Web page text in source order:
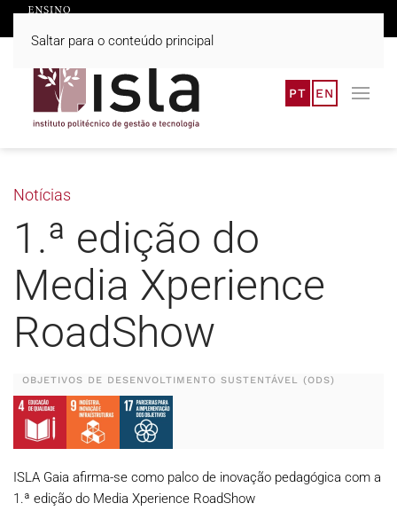
Saltar para o conteúdo principal
PT EN
Notícias
1.ª edição do
Media Xperience
RoadShow
OBJETIVOS DE DESENVOLTIMENTO SUSTENTÁVEL (ODS)
ISLA Gaia afirma-se como palco de inovação pedagógica com a
1.ª edição do Media Xperience RoadShow